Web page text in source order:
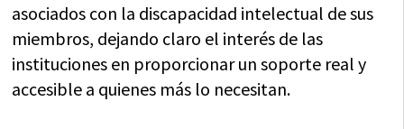
asociados con la discapacidad intelectual de sus
miembros, dejando claro el interés de las
instituciones en proporcionar un soporte real y
accesible a quienes más lo necesitan.